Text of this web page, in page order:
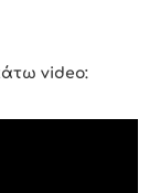
video: